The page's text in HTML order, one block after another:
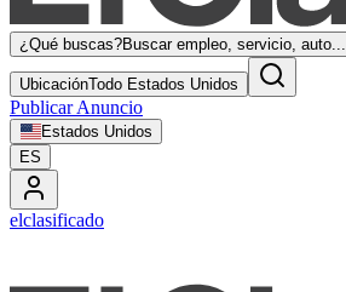
¿Qué buscas?Buscar empleo, servicio, auto...
UbicaciónTodo Estados Unidos
Publicar Anuncio
Estados Unidos
ES
elclasificado